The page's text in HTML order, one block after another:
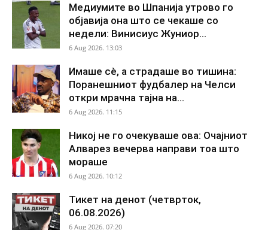
Медиумите во Шпанија утрово го
објавија она што се чекаше со
недели: Винисиус Жуниор...
6 Aug 2026. 13:03
Имаше сè, а страдаше во тишина:
Поранешниот фудбалер на Челси
откри мрачна тајна на...
6 Aug 2026. 11:15
Никој не го очекуваше ова: Очајниот
Алварез вечерва направи тоа што
мораше
6 Aug 2026. 10:12
Тикет на денот (четврток,
06.08.2026)
6 Aug 2026. 07:20